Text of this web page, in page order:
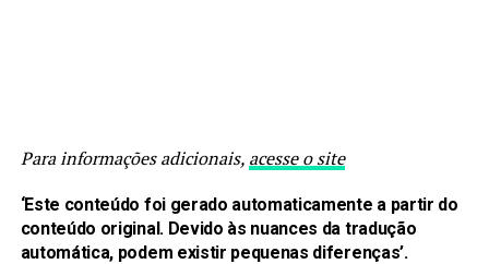
Para informações adicionais, acesse o site
‘Este conteúdo foi gerado automaticamente a partir do
conteúdo original. Devido às nuances da tradução
automática, podem existir pequenas diferenças’.